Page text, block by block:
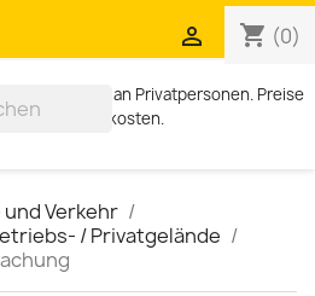
shopping_cart (0)

Kein Verkauf an Privatpersonen. Preise
und Versandkosten.
Verkehr
/ Privatgelände